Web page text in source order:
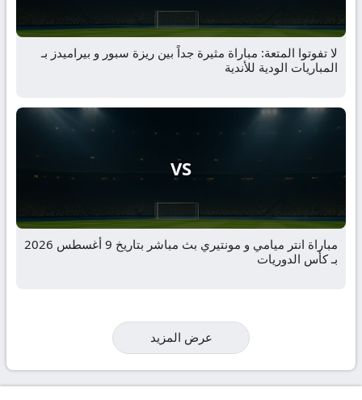
لا تفوتوا المتعة: مباراة مثيرة جداً بين ريزة سبور و بيراميدز بـ
المباريات الودية للأندية
VS
مباراة انتر ميامي و مونتيري بث مباشر بتاريخ 9 أغسطس 2026
بـ كأس الدوريات
عرض المزيد